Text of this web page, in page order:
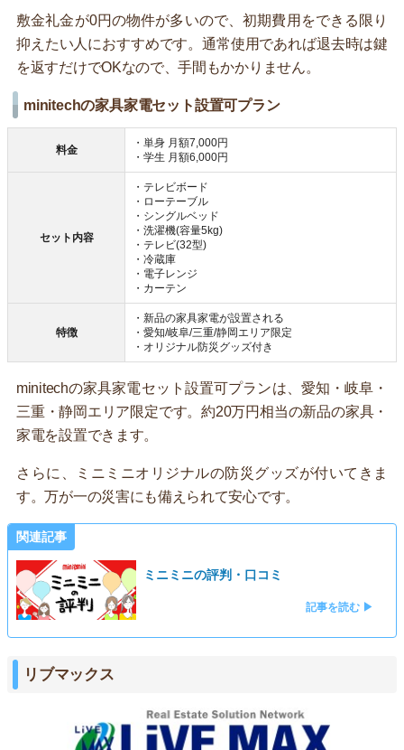
敷金礼金が0円の物件が多いので、初期費用をできる限り
抑えたい人におすすめです。通常使用であれば退去時は鍵
を返すだけでOKなので、手間もかかりません。
minitechの家具家電セット設置可プラン
料金
・単身 月額7,000円
・学生 月額6,000円
セット内容
・テレビボード
・ローテーブル
・シングルベッド
・洗濯機(容量5kg)
・テレビ(32型)
・冷蔵庫
・電子レンジ
・カーテン
特徴
・新品の家具家電が設置される
・愛知/岐阜/三重/静岡エリア限定
・オリジナル防災グッズ付き
minitechの家具家電セット設置可プランは、愛知・岐阜・
三重・静岡エリア限定です。約20万円相当の新品の家具・
家電を設置できます。
さらに、ミニミニオリジナルの防災グッズが付いてきま
す。万が一の災害にも備えられて安心です。
関連記事
ミニミニの評判・口コミ
記事を読む ▶
リブマックス